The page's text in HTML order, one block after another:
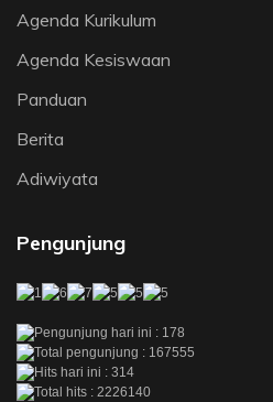
Agenda Kurikulum
Agenda Kesiswaan
Panduan
Berita
Adiwiyata
Pengunjung
Pengunjung hari ini : 178
Total pengunjung : 167555
Hits hari ini : 314
Total hits : 2226140